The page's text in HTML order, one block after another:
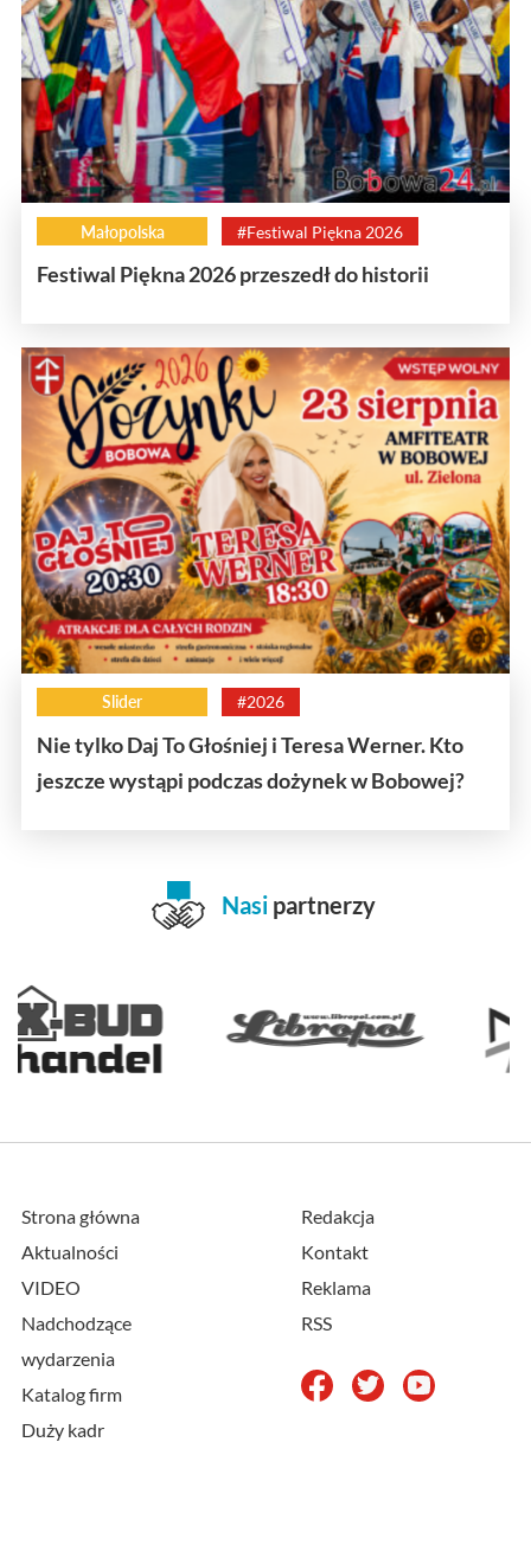
Małopolska #Festiwal Piękna 2026
Festiwal Piękna 2026 przeszedł do historii
Slider #2026
Nie tylko Daj To Głośniej i Teresa Werner. Kto
jeszcze wystąpi podczas dożynek w Bobowej?
Nasi partnerzy
Strona główna
Aktualności
VIDEO
Nadchodzące
wydarzenia
Katalog firm
Duży kadr
Redakcja
Kontakt
Reklama
RSS